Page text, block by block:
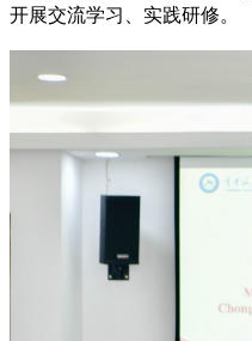
开展交流学习、实践研修。